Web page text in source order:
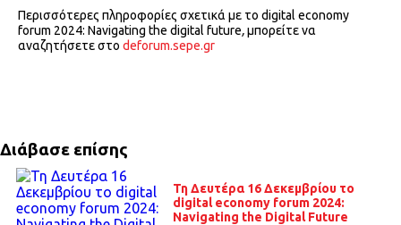
Περισσότερες πληροφορίες σχετικά με το digital economy
forum 2024: Navigating the digital future,μπορείτε να
αναζητήσετε στο deforum.sepe.gr
Διάβασε επίσης
Τη Δευτέρα 16 Δεκεμβρίου το
digital economy forum 2024:
Navigating the Digital Future